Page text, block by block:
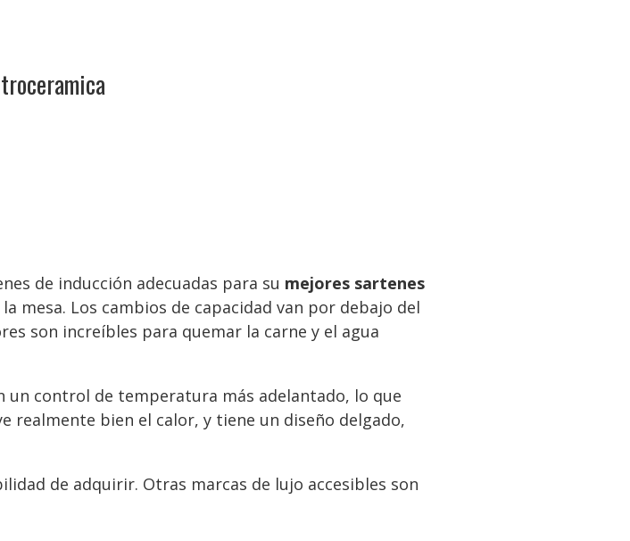
de inducción adecuadas para su mejores sartenes
mesa. Los cambios de capacidad van por debajo del
son increíbles para quemar la carne y el agua
un control de temperatura más adelantado, lo que
realmente bien el calor, y tiene un diseño delgado,
de adquirir. Otras marcas de lujo accesibles son